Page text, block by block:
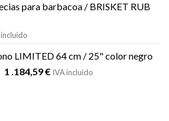
para barbacoa / BRISKET RUB
LIMITED 64 cm / 25" color negro
El
1 .184,59€ElIVA incluido